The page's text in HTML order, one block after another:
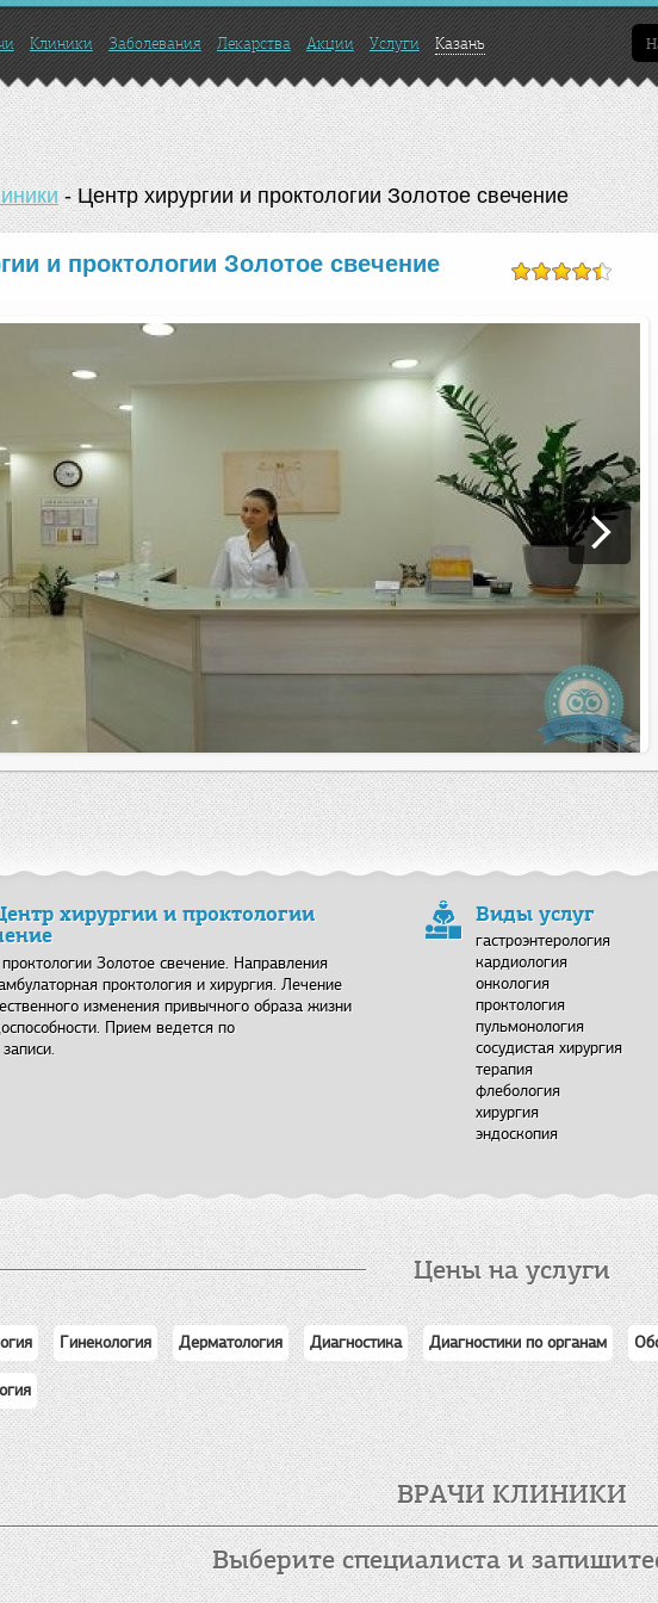
Клиники Заболевания Лекарства Акции Услуги Казань
-Центр хирургии и проктологии Золотое свечение
и проктологии Золотое свечение
хирургии и проктологии
Золотое свечение. Направления
проктология и хирургия. Лечение
изменения привычного образа жизни
Прием ведется по
Виды услуг
гастроэнтерология
кардиология
онкология
проктология
пульмонология
сосудистая хирургия
терапия
флебология
хирургия
эндоскопия
Цены на услуги
Гинекология Дерматология Диагностика Диагностики по органам
ВРАЧИ КЛИНИКИ
Выберите специалиста и